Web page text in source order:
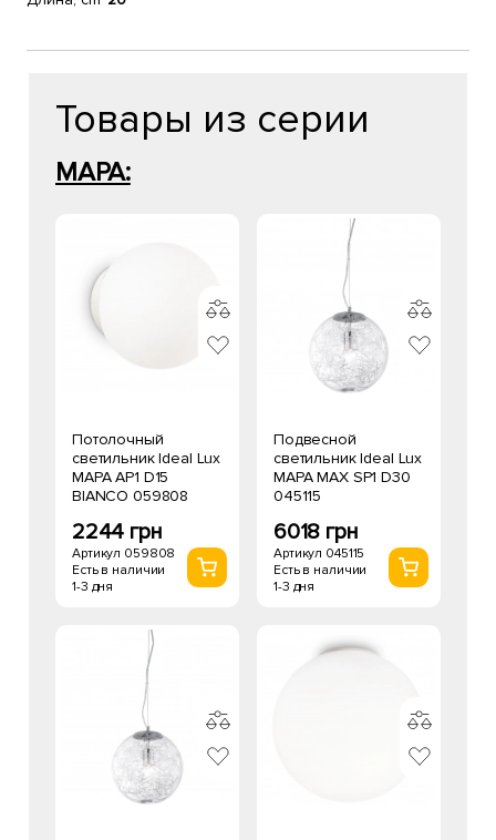
Товары из серии
MAPA:
Потолочный
светильник Ideal Lux
MAPA AP1 D15
BIANCO 059808
2244 грн
Артикул 059808
Есть в наличии
1-3 дня
Подвесной
светильник Ideal Lux
MAPA MAX SP1 D30
045115
6018 грн
Артикул 045115
Есть в наличии
1-3 дня